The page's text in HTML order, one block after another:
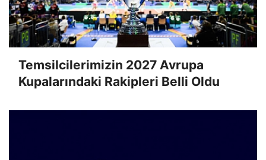
Temsilcilerimizin 2027 Avrupa
Kupalarındaki Rakipleri Belli Oldu